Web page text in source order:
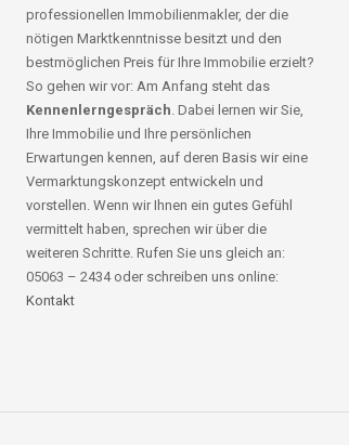
professionellen Immobilienmakler, der die
nötigen Marktkenntnisse besitzt und den
bestmöglichen Preis für Ihre Immobilie erzielt?
So gehen wir vor: Am Anfang steht das
Kennenlerngespräch . Dabei lernen wir Sie,
Ihre Immobilie und Ihre persönlichen
Erwartungen kennen, auf deren Basis wir eine
Vermarktungskonzept entwickeln und
vorstellen. Wenn wir Ihnen ein gutes Gefühl
vermittelt haben, sprechen wir über die
weiteren Schritte. Rufen Sie uns gleich an:
05063 – 2434 oder schreiben uns online:
Kontakt